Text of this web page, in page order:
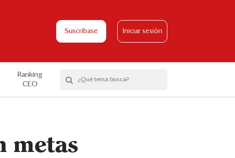
Suscríbase Iniciar sesión
Ranking
CEO
metas